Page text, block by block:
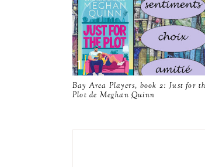
Bay Area Players, book 2: Just for
Plot de Meghan Quinn